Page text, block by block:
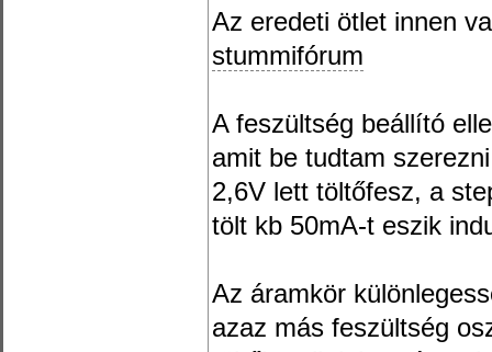
Az eredeti ötlet innen
stummifórum
A feszültség beállító
amit be tudtam
2,6V lett töltőfesz, a
tölt kb 50mA-t eszik
Az áramkör
azaz más feszültség